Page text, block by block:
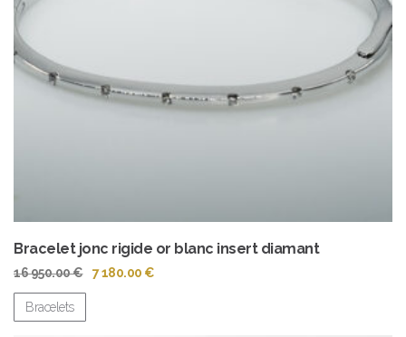
Bracelet jonc rigide or blanc insert diamant
16 950.00€
Le
7 180.00 €Le
Bracelets